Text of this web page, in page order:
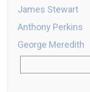
James Stewart
Anthony Perkins
George Meredith